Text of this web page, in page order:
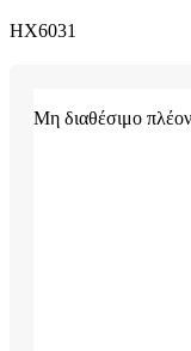
HX6031
Μη διαθέσιμο πλέον